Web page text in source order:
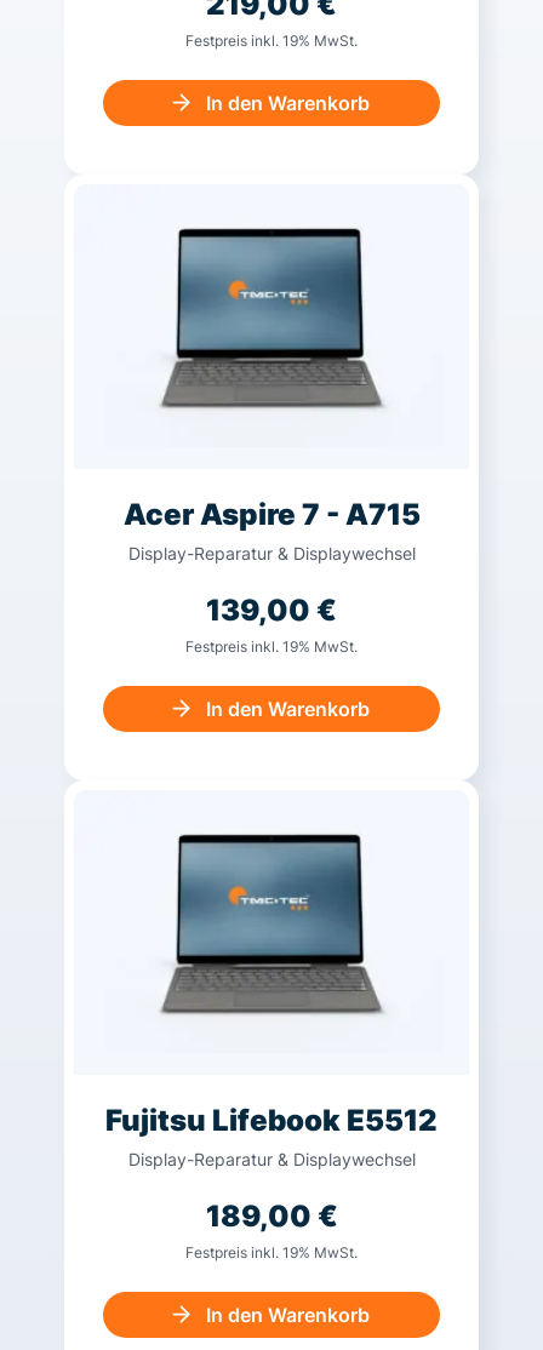
Festpreis inkl. 19% MwSt.
In den Warenkorb
Acer Aspire 7 - A715
Display-Reparatur & Displaywechsel
139,00 €
Festpreis inkl. 19% MwSt.
In den Warenkorb
Fujitsu Lifebook E5512
Display-Reparatur & Displaywechsel
189,00 €
Festpreis inkl. 19% MwSt.
In den Warenkorb